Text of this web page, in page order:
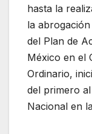
hasta la
la
del Plan de
México en el
Ordinario,
del primero
Nacional en